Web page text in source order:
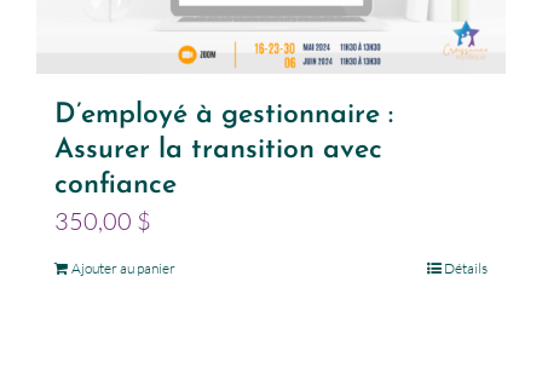
D’employé à gestionnaire :
Assurer la transition avec
confiance
350,00 $
Ajouter au panier Détails